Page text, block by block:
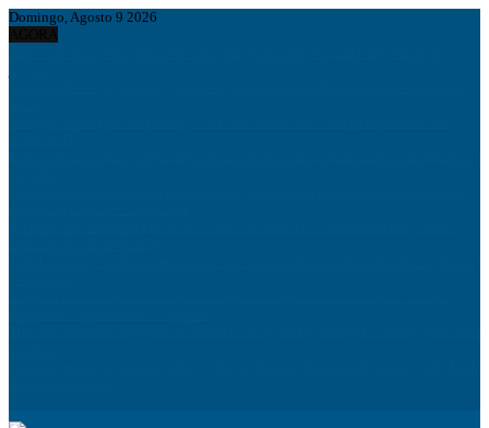
Domingo, Agosto 9 2026